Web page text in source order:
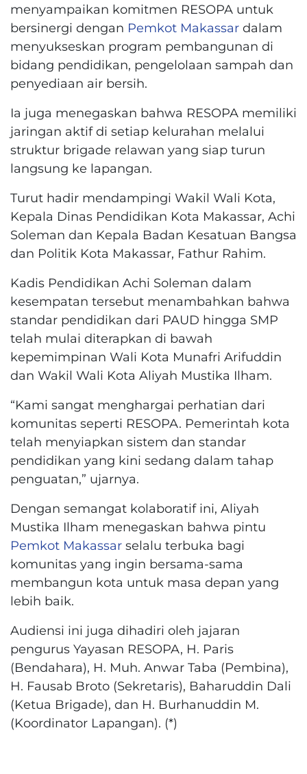
menyampaikan komitmen RESOPA untuk
bersinergi dengan Pemkot Makassar dalam
menyukseskan program pembangunan di
bidang pendidikan, pengelolaan sampah dan
penyediaan air bersih.
Ia juga menegaskan bahwa RESOPA memiliki
jaringan aktif di setiap kelurahan melalui
struktur brigade relawan yang siap turun
langsung ke lapangan.
Turut hadir mendampingi Wakil Wali Kota,
Kepala Dinas Pendidikan Kota Makassar, Achi
Soleman dan Kepala Badan Kesatuan Bangsa
dan Politik Kota Makassar, Fathur Rahim.
Kadis Pendidikan Achi Soleman dalam
kesempatan tersebut menambahkan bahwa
standar pendidikan dari PAUD hingga SMP
telah mulai diterapkan di bawah
kepemimpinan Wali Kota Munafri Arifuddin
dan Wakil Wali Kota Aliyah Mustika Ilham.
“Kami sangat menghargai perhatian dari
komunitas seperti RESOPA. Pemerintah kota
telah menyiapkan sistem dan standar
pendidikan yang kini sedang dalam tahap
penguatan,” ujarnya.
Dengan semangat kolaboratif ini, Aliyah
Mustika Ilham menegaskan bahwa pintu
Pemkot Makassar selalu terbuka bagi
komunitas yang ingin bersama-sama
membangun kota untuk masa depan yang
lebih baik.
Audiensi ini juga dihadiri oleh jajaran
pengurus Yayasan RESOPA, H. Paris
(Bendahara), H. Muh. Anwar Taba (Pembina),
H. Fausab Broto (Sekretaris), Baharuddin Dali
(Ketua Brigade), dan H. Burhanuddin M.
(Koordinator Lapangan). (*)